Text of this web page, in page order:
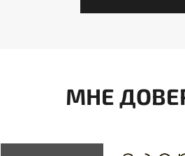
МНЕ